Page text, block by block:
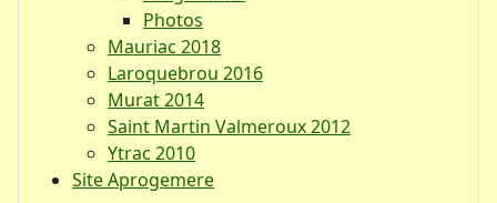
Photos
Mauriac 2018
Laroquebrou 2016
Murat 2014
Saint Martin Valmeroux 2012
Ytrac 2010
Site Aprogemere